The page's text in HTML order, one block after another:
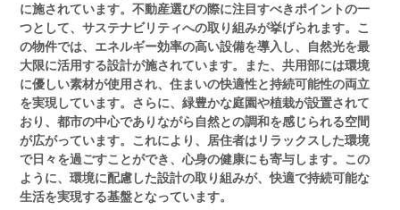
に施されています。不動産選びの際に注目すべきポイントの一
つとして、サステナビリティへの取り組みが挙げられます。こ
の物件では、エネルギー効率の高い設備を導入し、自然光を最
大限に活用する設計が施されています。また、共用部には環境
に優しい素材が使用され、住まいの快適性と持続可能性の両立
を実現しています。さらに、緑豊かな庭園や植栽が設置されて
おり、都市の中心でありながら自然との調和を感じられる空間
が広がっています。これにより、居住者はリラックスした環境
で日々を過ごすことができ、心身の健康にも寄与します。この
ように、環境に配慮した設計の取り組みが、快適で持続可能な
生活を実現する基盤となっています。